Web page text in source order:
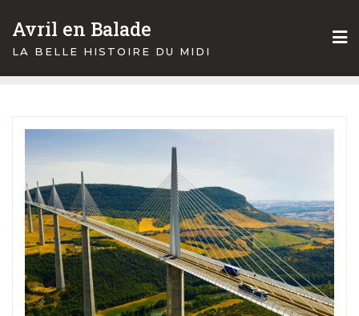
content
Avril en Balade
LA BELLE HISTOIRE DU MIDI